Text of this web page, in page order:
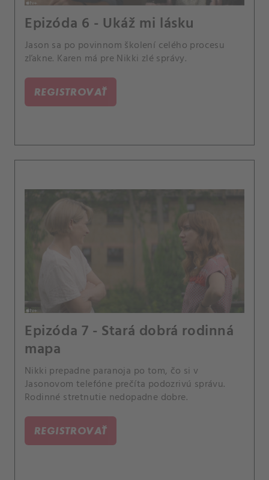
Epizóda 6 - Ukáž mi lásku
Jason sa po povinnom školení celého procesu
zľakne. Karen má pre Nikki zlé správy.
REGISTROVAŤ
Epizóda 7 - Stará dobrá rodinná
mapa
Nikki prepadne paranoja po tom, čo si v
Jasonovom telefóne prečíta podozrivú správu.
Rodinné stretnutie nedopadne dobre.
REGISTROVAŤ